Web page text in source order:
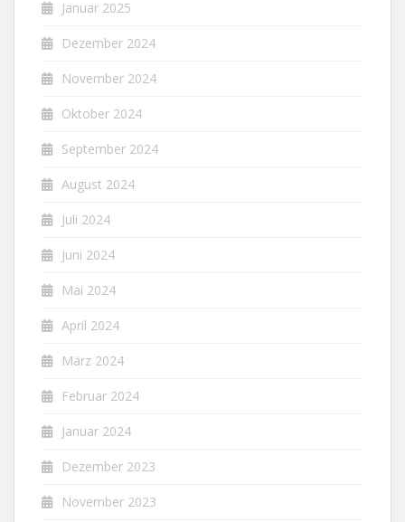
Januar 2025
Dezember 2024
November 2024
Oktober 2024
September 2024
August 2024
Juli 2024
Juni 2024
Mai 2024
April 2024
März 2024
Februar 2024
Januar 2024
Dezember 2023
November 2023